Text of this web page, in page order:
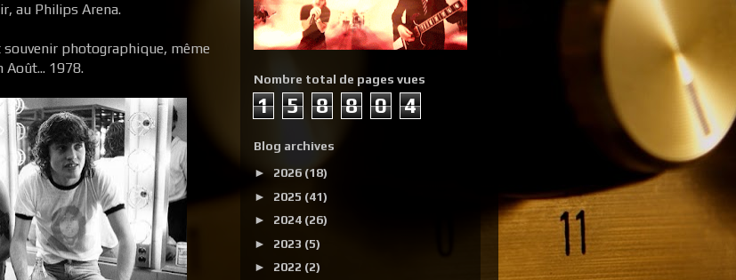
au Philips Arena.
photographique, même
Août... 1978.
Nombre total de pages vues
1 5 8 8 0 4
Blog archives
► 2026 (18)
► 2025 (41)
► 2024 (26)
► 2023 (5)
► 2022 (2)